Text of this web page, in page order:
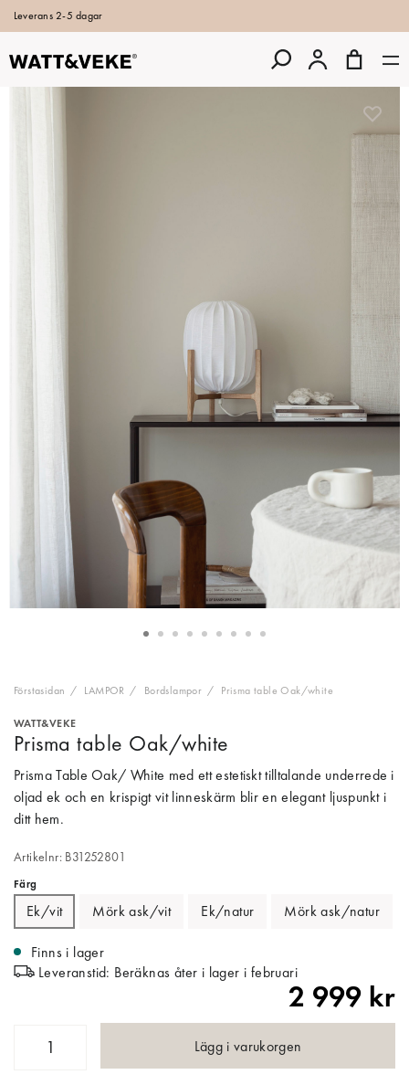
Leverans 2-5 dagar
Förstasidan LAMPOR Bordslampor Prisma table Oak/white
WATT&VEKE
Prisma table Oak/white
Prisma Table Oak/ White med ett estetiskt tilltalande underrede i
oljad ek och en krispigt vit linneskärm blir en elegant ljuspunkt i
ditt hem.
Artikelnr: B31252801
Färg
Ek/vit Mörk ask/vit Ek/natur Mörk ask/natur
Finns i lager
Leveranstid: Beräknas åter i lager i februari
2 999 kr
Lägg i varukorgen